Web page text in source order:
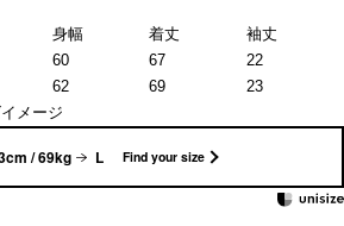
身幅 着丈
袖丈
60 67
22
62 69
23
メージ
/ 69kg L Find your size